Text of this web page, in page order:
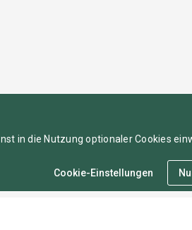
in die Nutzung optionaler Cookies
Cookie-Einstellungen